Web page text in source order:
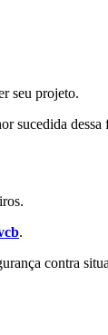
seu projeto.
sucedida dessa
.
contra